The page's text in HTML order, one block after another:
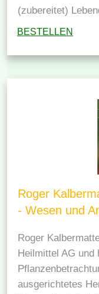
(zubereitet)
BESTELLEN
Roger
- Wesen und
Roger
Heilmittel AG und
ausgerichtetes